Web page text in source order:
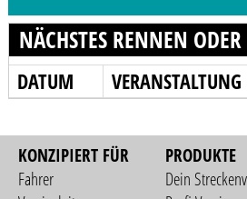
NÄCHSTES RENNEN
DATUM VERANSTALTUNG
KONZIPIERT FÜR
Fahrer
PRODUKTE
Dein